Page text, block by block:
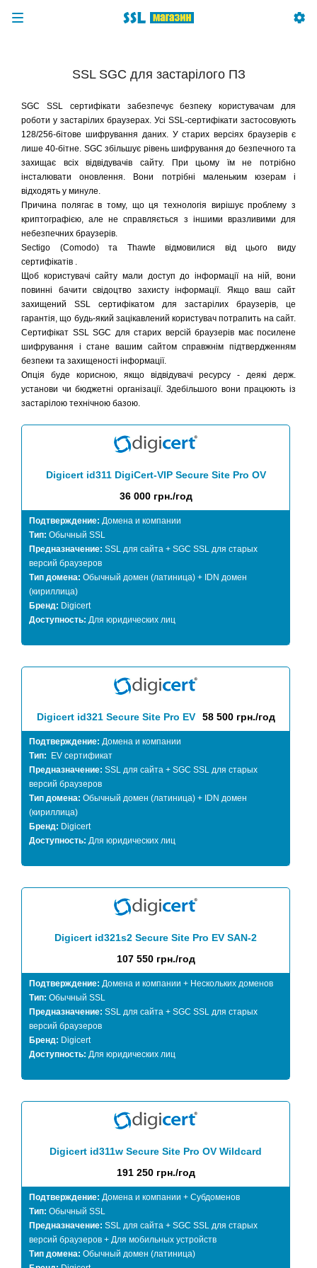
SSL SGC для застарілого ПЗ
SGC SSL сертифікати забезпечує безпеку користувачам для
роботи у застарілих браузерах. Усі SSL-сертифікати застосовують
128/256-бітове шифрування даних. У старих версіях браузерів є
лише 40-бітне. SGC збільшує рівень шифрування до безпечного та
захищає всіх відвідувачів сайту. При цьому їм не потрібно
інсталювати оновлення. Вони потрібні маленьким юзерам і
відходять у минуле.
Причина полягає в тому, що ця технологія вирішує проблему з
криптографією, але не справляється з іншими вразливими для
небезпечних браузерів.
Sectigo (Comodo) та Thawte відмовилися від цього виду
сертифікатів .
Щоб користувачі сайту мали доступ до інформації на ній, вони
повинні бачити свідоцтво захисту інформації. Якщо ваш сайт
захищений SSL сертифікатом для застарілих браузерів, це
гарантія, що будь-який зацікавлений користувач потрапить на сайт.
Сертифікат SSL SGC для старих версій браузерів має посилене
шифрування і стане вашим сайтом справжнім підтвердженням
безпеки та захищеності інформації.
Опція буде корисною, якщо відвідувачі ресурсу - деякі держ.
установи чи бюджетні організації. Здебільшого вони працюють із
застарілою технічною базою.
Digicert id311 DigiCert-VIP Secure Site Pro OV
36 000 грн./год
Подтверждение: Домена и компании
Тип: Обычный SSL
Предназначение: SSL для сайта + SGC SSL для старых
версий браузеров
Тип домена: Обычный домен (латиница) + IDN домен
(кириллица)
Бренд: Digicert
Доступность: Для юридических лиц
Digicert id321 Secure Site Pro EV 58 500 грн./год
Подтверждение: Домена и компании
Тип:
EV сертификат
Предназначение: SSL для сайта + SGC SSL для старых
версий браузеров
Тип домена: Обычный домен (латиница) + IDN домен
(кириллица)
Бренд: Digicert
Доступность: Для юридических лиц
Digicert id321s2 Secure Site Pro EV SAN-2
107 550 грн./год
Подтверждение: Домена и компании + Нескольких доменов
Тип: Обычный SSL
Предназначение: SSL для сайта + SGC SSL для старых
версий браузеров
Бренд: Digicert
Доступность: Для юридических лиц
Digicert id311w Secure Site Pro OV Wildcard
191 250 грн./год
Подтверждение: Домена и компании + Субдоменов
Тип: Обычный SSL
Предназначение: SSL для сайта + SGC SSL для старых
версий браузеров + Для мобильных устройств
Тип домена: Обычный домен (латиница)